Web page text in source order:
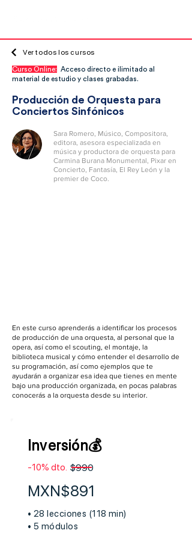
Ver todos los cursos
Curso Online: Acceso directo e ilimitado al
material de estudio y clases grabadas.
Producción de Orquesta para
Conciertos Sinfónicos
Sara Romero, Músico, Compositora,
editora, asesora especializada en
música y productora de orquesta para
Carmina Burana Monumental, Pixar en
Concierto, Fantasía, El Rey León y la
premier de Coco.
En este curso aprenderás a identificar los procesos
de producción de una orquesta, al personal que la
opera, así como el scouting, el montaje, la
biblioteca musical y cómo entender el desarrollo de
su programación, así como ejemplos que te
ayudarán a organizar esa idea que tienes en mente
bajo una producción organizada, en pocas palabras
conocerás a la orquesta desde su interior.
Inversión💰
-10% dto. $990
MXN$891
• 28 lecciones (118 min)
• 5 módulos